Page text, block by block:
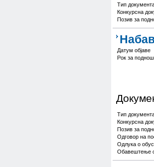
Тип
Конкурсна
Позив за
Датум објаве
Рок за
Тип
Конкурсна
Позив за
Одговор на
Одлука о
Обавештење о